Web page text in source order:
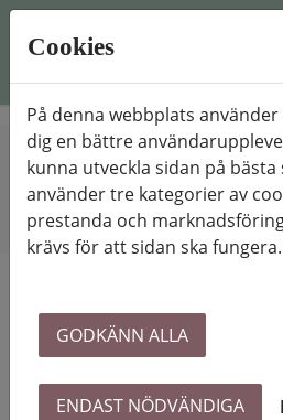
Hem Hyresgästinformation
Bopärm
Cookies
På denna webbplats
dig en bättre
kunna utveckla sidan på
använder tre kategorier av
prestanda och
krävs för att sidan ska fungera.
GODKÄNN ALLA
ENDAST NÖDVÄNDIGA